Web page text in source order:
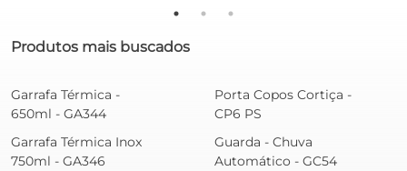
Produtos mais buscados
Garrafa Térmica -
650ml - GA344
Garrafa Térmica Inox
750ml - GA346
Porta Copos Cortiça -
CP6 PS
Guarda - Chuva
Automático - GC54